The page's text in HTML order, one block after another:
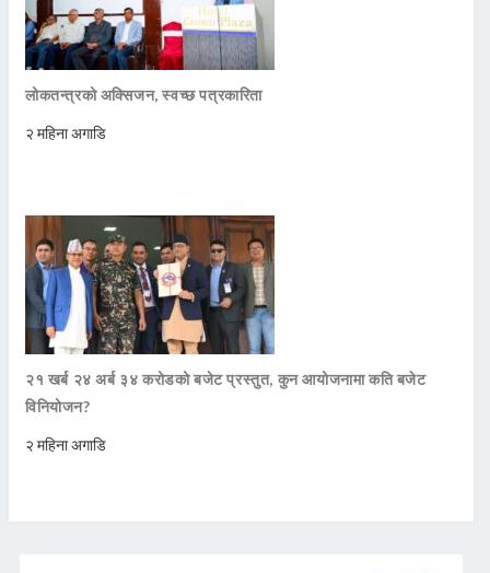
लोकतन्त्रको अक्सिजन, स्वच्छ पत्रकारिता
२ महिना अगाडि
२१ खर्ब २४ अर्ब ३४ करोडको बजेट प्रस्तुत, कुन आयोजनामा कति बजेट
विनियोजन?
२ महिना अगाडि